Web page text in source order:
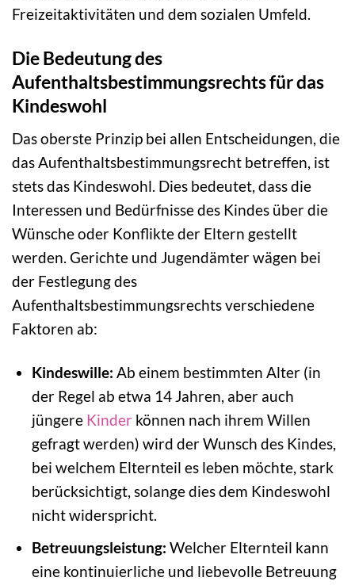
Freizeitaktivitäten und dem sozialen Umfeld.
Die Bedeutung des
Aufenthaltsbestimmungsrechts für das
Kindeswohl
Das oberste Prinzip bei allen Entscheidungen, die
das Aufenthaltsbestimmungsrecht betreffen, ist
stets das Kindeswohl. Dies bedeutet, dass die
Interessen und Bedürfnisse des Kindes über die
Wünsche oder Konflikte der Eltern gestellt
werden. Gerichte und Jugendämter wägen bei
der Festlegung des
Aufenthaltsbestimmungsrechts verschiedene
Faktoren ab:
Kindeswille: Ab einem bestimmten Alter (in
der Regel ab etwa 14 Jahren, aber auch
jüngere Kinder können nach ihrem Willen
gefragt werden) wird der Wunsch des Kindes,
bei welchem Elternteil es leben möchte, stark
berücksichtigt, solange dies dem Kindeswohl
nicht widerspricht.
Betreuungsleistung: Welcher Elternteil kann
eine kontinuierliche und liebevolle Betreuung